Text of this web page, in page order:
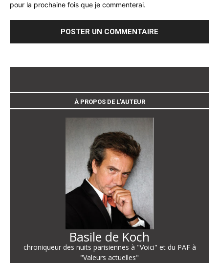
pour la prochaine fois que je commenterai.
À PROPOS DE L’AUTEUR
Basile de Koch
chroniqueur des nuits parisiennes à "Voici" et du PAF à
"Valeurs actuelles"